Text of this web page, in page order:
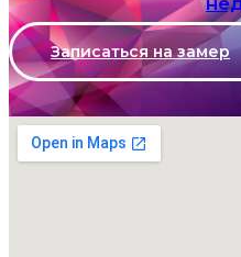
Записаться на замер